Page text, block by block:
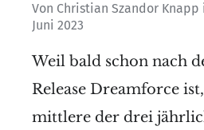
Von Christian Szandor Knapp
Juni 2023
Weil bald schon nach
Release Dreamforce
mittlere der drei